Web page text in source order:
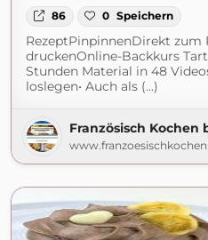
86 0 Speichern
RezeptPinpinnenDirekt zum
druckenOnline-Backkurs
Stunden Material in 48
loslegen• Auch als (...)
Französisch Kochen